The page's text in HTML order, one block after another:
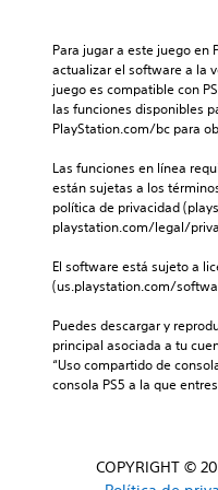
Para jugar a este juego en
actualizar el software a la
juego es compatible con
las funciones disponibles
PlayStation.com/bc para
Las funciones en línea
están sujetas a los
política de privacidad
playstation.com/legal/
El software está sujeto a
(us.playstation.com/
Puedes descargar y
principal asociada a tu
“Uso compartido de
consola PS5 a la que
COPYRIGHT ©